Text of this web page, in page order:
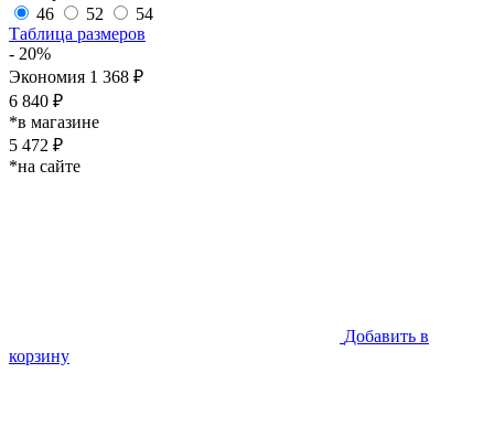
46
52
54
Таблица размеров
- 20%
Экономия 1 368 ₽
6 840 ₽
*в магазине
5 472 ₽
*на сайте
Добавить в
корзину